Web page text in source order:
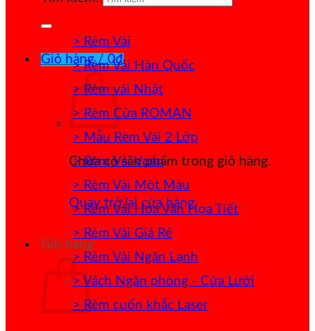
Giỏ hàng /0₫
Chưa có sản phẩm trong giỏ hàng.
Quay trở lại cửa hàng
Giỏ hàng
> Rèm Vải
> Rèm Vải Hàn Quốc
> Rèm vải Nhật
> Rèm Cửa ROMAN
> Mẫu Rèm Vải 2 Lớp
> Rèm Vải Voan
> Rèm Vải Một Màu
> Rèm Vải Hoa Văn Họa Tiết
> Rèm Vải Giá Rẻ
> Rèm Vải Ngăn Lạnh
> Vách Ngăn phòng - Cửa Lưới
> Rèm cuốn khắc Laser